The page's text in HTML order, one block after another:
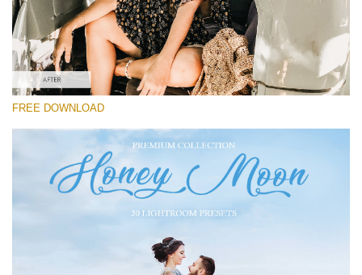
(1432 Lr Presets)
Entire Collection
(2067 Lr Presets)
Free download
FREE DOWNLOAD